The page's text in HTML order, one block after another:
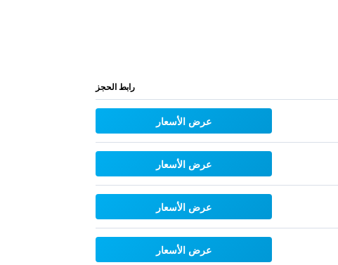
رابط الحجز
عرض الأسعار
عرض الأسعار
عرض الأسعار
عرض الأسعار